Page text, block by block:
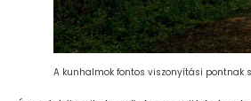
A kunhalmok fontos viszonyítási pontnak